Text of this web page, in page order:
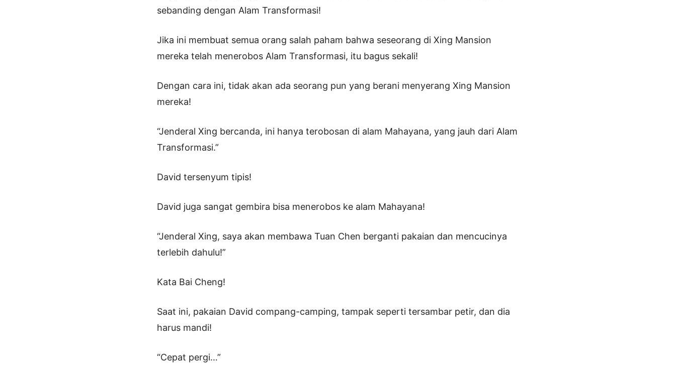
sebanding dengan Alam Transformasi!
Jika ini membuat semua orang salah paham bahwa seseorang di Xing Mansion
mereka telah menerobos Alam Transformasi, itu bagus sekali!
Dengan cara ini, tidak akan ada seorang pun yang berani menyerang Xing Mansion
mereka!
“Jenderal Xing bercanda, ini hanya terobosan di alam Mahayana, yang jauh dari Alam
Transformasi.”
David tersenyum tipis!
David juga sangat gembira bisa menerobos ke alam Mahayana!
“Jenderal Xing, saya akan membawa Tuan Chen berganti pakaian dan mencucinya
terlebih dahulu!”
Kata Bai Cheng!
Saat ini, pakaian David compang-camping, tampak seperti tersambar petir, dan dia
harus mandi!
“Cepat pergi…”